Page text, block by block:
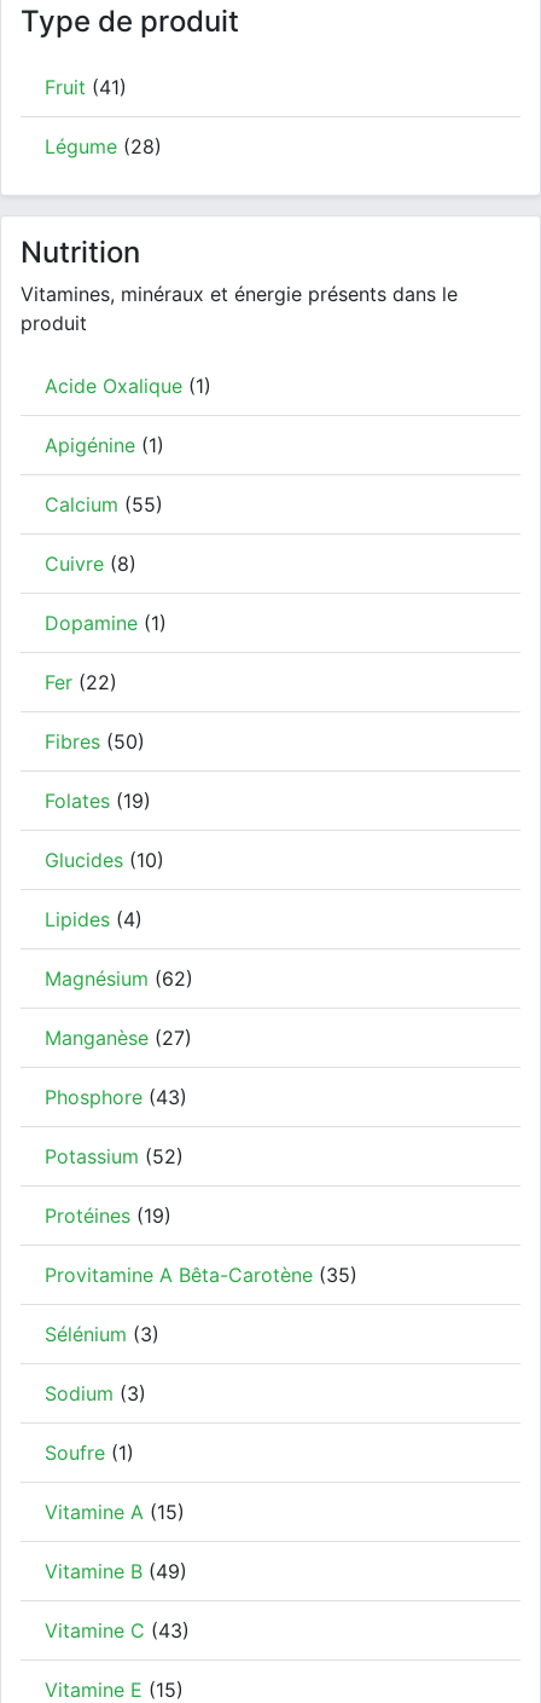
Type de produit
Fruit (41)
Légume (28)
Nutrition
Vitamines, minéraux et énergie présents dans le
produit
Acide Oxalique (1)
Apigénine (1)
Calcium (55)
Cuivre (8)
Dopamine (1)
Fer (22)
Fibres (50)
Folates (19)
Glucides (10)
Lipides (4)
Magnésium (62)
Manganèse (27)
Phosphore (43)
Potassium (52)
Protéines (19)
Provitamine A Bêta-Carotène (35)
Sélénium (3)
Sodium (3)
Soufre (1)
Vitamine A (15)
Vitamine B (49)
Vitamine C (43)
Vitamine E (15)